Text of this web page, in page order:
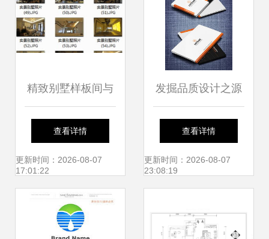
精致别墅样板间与
工装施工图设计全
解析——编号
18479384的创意来
源
查看详情
更新时间：2026-08-07
17:01:22
发掘品质设计之源
精品平面设计图素
材与下载指南
查看详情
更新时间：2026-08-07
23:08:19